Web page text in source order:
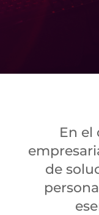
En
de